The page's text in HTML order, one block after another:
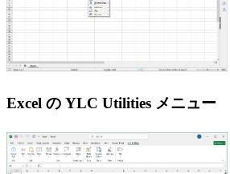
Excel の YLC Utilities メニュー